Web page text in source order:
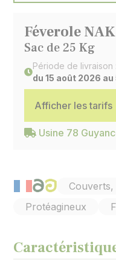
Féverole
Sac de 25 Kg
Période de livraison :
du 15 août 2026 au
Afficher les tarifs
Usine 78
Protéagineux